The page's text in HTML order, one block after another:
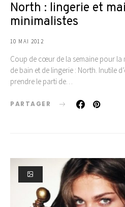
North : lingerie et
minimalistes
10 MAI 2012
Coup de cœur de la semaine pour la
de bain et de lingerie : North. Inutile
prendre le parti de…
PARTAGER